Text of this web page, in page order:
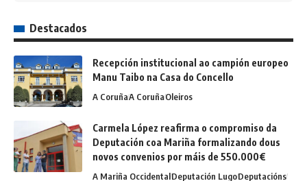
Destacados
Recepción institucional ao campión europeo
Manu Taibo na Casa do Concello
A CoruñaA CoruñaOleiros
Carmela López reafirma o compromiso da
Deputación coa Mariña formalizando dous
novos convenios por máis de 550.000€
A Mariña OccidentalDeputación LugoDeputacións